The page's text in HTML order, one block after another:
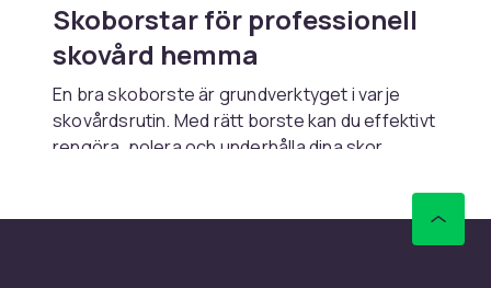
Skoborstar för professionell
skovård hemma
En bra skoborste är grundverktyget i varje
skovårdsrutin. Med rätt borste kan du effektivt
rengöra, polera och underhålla dina skor
skoborstar i alla typer, från mjuka polerbörstar
i hästhår till grövare rengöringsborstar i nylon